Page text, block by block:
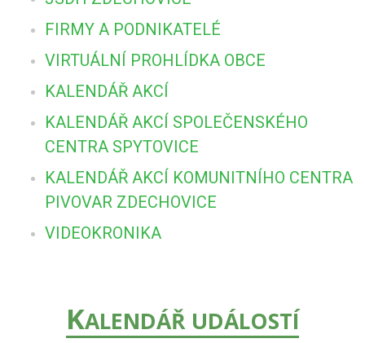
FIRMY A PODNIKATELÉ
VIRTUÁLNÍ PROHLÍDKA OBCE
KALENDÁŘ AKCÍ
KALENDÁŘ AKCÍ SPOLEČENSKÉHO
CENTRA SPYTOVICE
KALENDÁŘ AKCÍ KOMUNITNÍHO CENTRA
PIVOVAR ZDECHOVICE
VIDEOKRONIKA
KALENDÁŘ UDÁLOSTÍ